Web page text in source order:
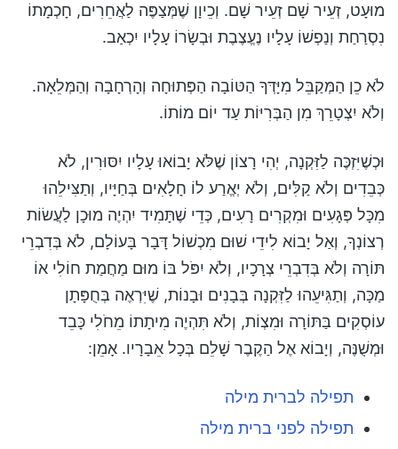
מוּעָט, זְעֵיר שָׁם זְעֵיר שָׁם. וְכֵיוָן שֶׁמְּצַפֶּה לַאֲחֵרִים, חָכְמָתוֹ
נִסְרַחַת וְנַפְשׁוֹ עָלָיו נֶעֱצֶבֶת וּבְשָׂרוֹ עָלָיו יִכְאַב.
לֹא כֵן הַמְּקַבֵּל מִיָּדְּךָ הַטּוֹבָה הַפְּתוּחָה וְהָרְחָבָה וְהַמְּלֵאָה.
וְלֹא יִצְטָרֵךְ מִן הַבְּרִיּוֹת עַד יוֹם מוֹתוֹ.
וּכְשֶׁיִּזְכֶּה לַזִּקְנָה, יְהִי רָצוֹן שֶׁלֹּא יָבוֹאוּ עָלָיו יִסּוּרִין, לֹא
כְּבֵדִים וְלֹא קַלִּים, וְלֹא יְאֱרַע לוֹ חָלָאִים בְּחַיָּיו, וְתַצִּילֵהוּ
מִכָּל פְּגָעִים וּמִקְרִים רָעִים, כְּדֵי שֶׁתָּמִיד יִהְיֶה מוּכָן לַעֲשׂוֹת
רְצוֹנְךָ, וְאַל יָבוֹא לִידֵי שׁוּם מִכְשׁוֹל דָּבָר בָּעוֹלָם, לֹא בְּדִבְרֵי
תּוֹרָה וְלֹא בְּדִבְרֵי צְרָכָיו, וְלֹא יִפֹּל בּוֹ מוּם מַחֲמַת חוֹלִי אוֹ
מַכָּה, וְתַגִּיעֵהוּ לַזִּקְנָה בְּבָנִים וּבָנוֹת, שֶׁיִּרְאֶה בְּחֻפָּתָן
עוֹסְקִים בַּתּוֹרָה וּמִצְוֹת, וְלֹא תִּהְיֶה מִיתָתוֹ מֵחֹלִי כָּבֵד
וּמְשֻׁנֶּה, וְיָבוֹא אֶל הַקֶבֶר שָׁלֵם בְּכָל אֵבָרָיו. אָמֵן:
תפילה לברית מילה
תפילה לפני ברית מילה